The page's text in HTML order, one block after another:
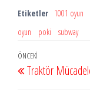
Etiketler 1001 oyun
oyun
poki subway
Yazı
dolaşımı
Önceki
Yazı
ÖNCEKI
Traktör